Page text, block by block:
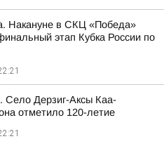
Накануне в СКЦ «Победа»
этап Кубка России по
Село Дерзиг-Аксы Каа-
отметило 120-летие